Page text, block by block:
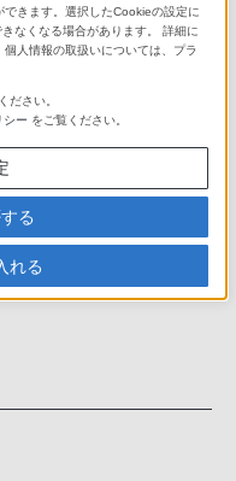
のご案内
サービスなど）
きます。選択したCookieの設定に
なくなる場合があります。 詳細に
人情報の取扱いについては、プラ
ださい。
シー をご覧ください。
る
れる